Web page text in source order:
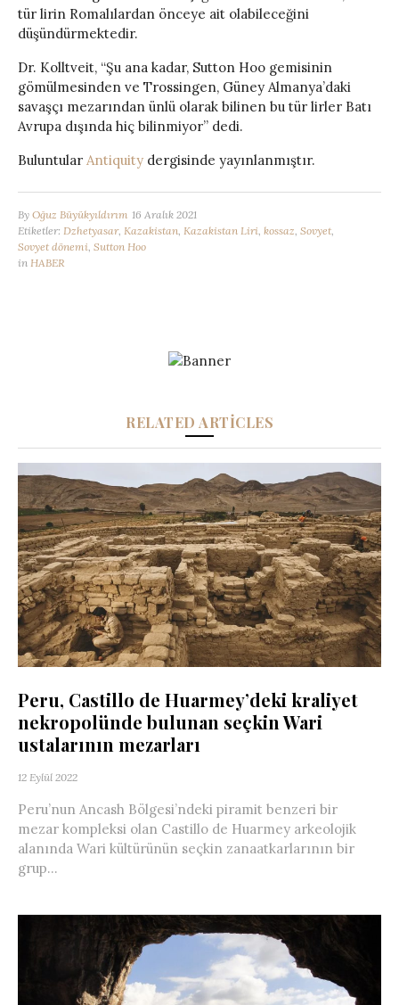
tür lirin Romalılardan önceye ait olabileceğini
düşündürmektedir.
Dr. Kolltveit, “Şu ana kadar, Sutton Hoo gemisinin
gömülmesinden ve Trossingen, Güney Almanya’daki
savaşçı mezarından ünlü olarak bilinen bu tür lirler Batı
Avrupa dışında hiç bilinmiyor” dedi.
Buluntular Antiquity dergisinde yayınlanmıştır.
By Oğuz Büyükyıldırım 16 Aralık 2021
Etiketler: Dzhetyasar, Kazakistan, Kazakistan Liri, kossaz, Sovyet,
Sovyet dönemi, Sutton Hoo
in HABER
RELATED ARTICLES
Peru, Castillo de Huarmey’deki kraliyet
nekropolünde bulunan seçkin Wari
ustalarının mezarları
12 Eylül 2022
Peru’nun Ancash Bölgesi’ndeki piramit benzeri bir
mezar kompleksi olan Castillo de Huarmey arkeolojik
alanında Wari kültürünün seçkin zanaatkarlarının bir
grup...